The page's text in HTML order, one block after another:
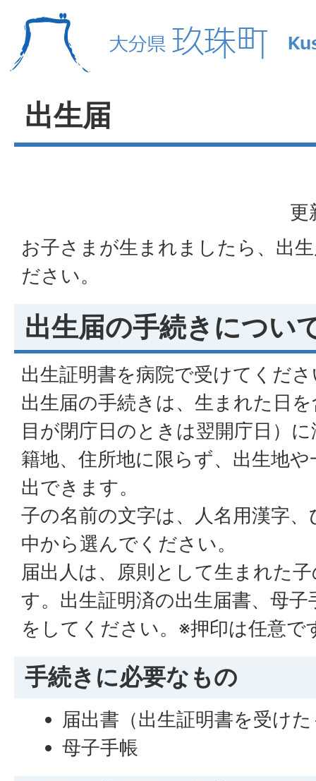
出生届
更
お子さまが生まれましたら、出
ださい。
出生届の手続きについ
出生証明書を病院で受けてくだ
出生届の手続きは、生まれた日
目が閉庁日のときは翌開庁日）
籍地、住所地に限らず、出生地
出できます。
子の名前の文字は、人名用漢字
中から選んでください。
届出人は、原則として生まれた
す。出生証明済の出生届書、母
をしてください。※押印は任意で
手続きに必要なもの
届出書（出生証明書を受け
母子手帳